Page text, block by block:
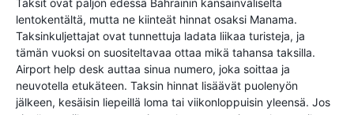
Taksit ovat paljon edessä Bahrainin kansainväliseltä
lentokentältä, mutta ne kiinteät hinnat osaksi Manama.
Taksinkuljettajat ovat tunnettuja ladata liikaa turisteja, ja
tämän vuoksi on suositeltavaa ottaa mikä tahansa taksilla.
Airport help desk auttaa sinua numero, joka soittaa ja
neuvotella etukäteen. Taksin hinnat lisäävät puolenyön
jälkeen, kesäisin liepeillä loma tai viikonloppuisin yleensä. Jos